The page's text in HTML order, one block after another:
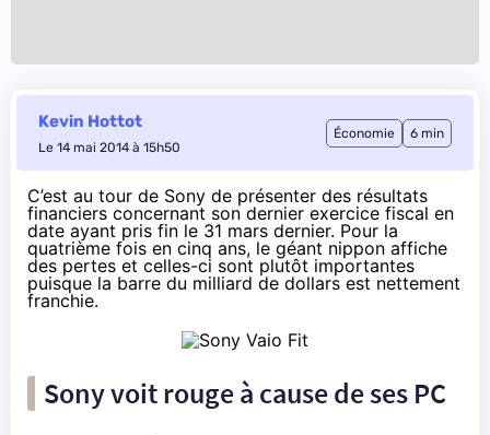
Kevin Hottot
Le 14 mai 2014 à 15h50
Économie 6 min
C’est au tour de Sony de présenter des résultats
financiers concernant son dernier exercice fiscal en
date ayant pris fin le 31 mars dernier. Pour la
quatrième fois en cinq ans, le géant nippon affiche
des pertes et celles-ci sont plutôt importantes
puisque la barre du milliard de dollars est nettement
franchie.
Sony voit rouge à cause de ses PC